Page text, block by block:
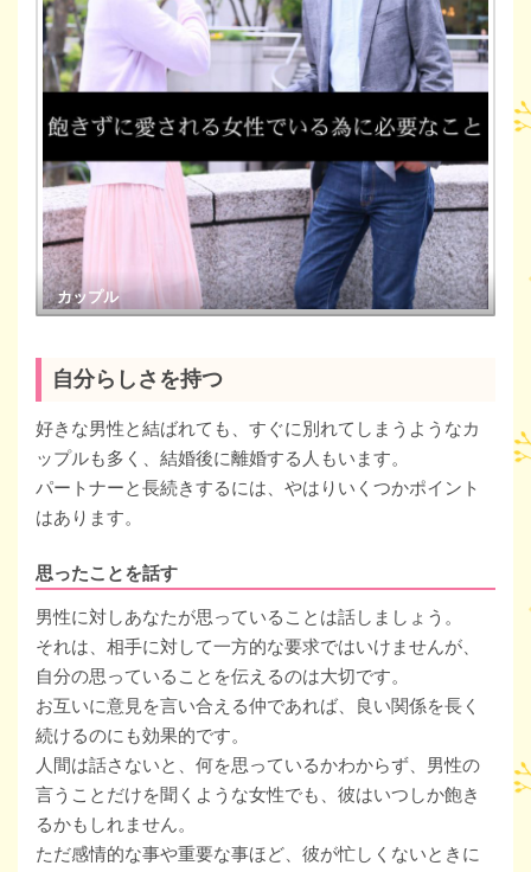
カップル
自分らしさを持つ
好きな男性と結ばれても、すぐに別れてしまうようなカ
ップルも多く、結婚後に離婚する人もいます。
パートナーと長続きするには、やはりいくつかポイント
はあります。
思ったことを話す
男性に対しあなたが思っていることは話しましょう。
それは、相手に対して一方的な要求ではいけませんが、
自分の思っていることを伝えるのは大切です。
お互いに意見を言い合える仲であれば、良い関係を長く
続けるのにも効果的です。
人間は話さないと、何を思っているかわからず、男性の
言うことだけを聞くような女性でも、彼はいつしか飽き
るかもしれません。
ただ感情的な事や重要な事ほど、彼が忙しくないときに